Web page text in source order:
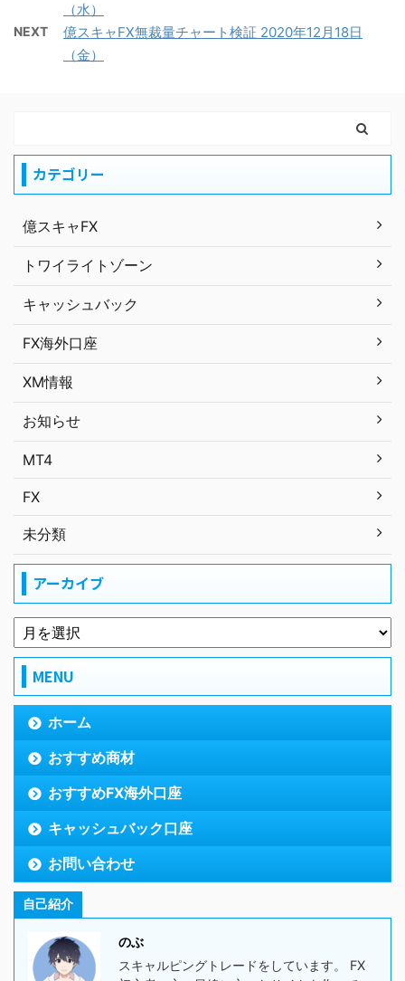
（水）
NEXT
億スキャFX無裁量チャート検証 2020年12月18日
（金）
カテゴリー
億スキャFX
トワイライトゾーン
キャッシュバック
FX海外口座
XM情報
お知らせ
MT4
FX
未分類
アーカイブ
MENU
ホーム
おすすめ商材
おすすめFX海外口座
キャッシュバック口座
お問い合わせ
自己紹介
のぶ
スキャルピングトレードをしています。 FX